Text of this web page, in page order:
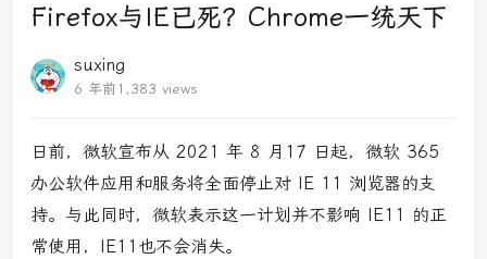
Firefox与IE已死？Chrome一统天下
suxing
6 年前 1,383 views
日前，微软宣布从 2021 年 8 月17 日起，微软 365
办公软件应用和服务将全面停止对 IE 11 浏览器的支
持。与此同时，微软表示这一计划并不影响 IE11 的正
常使用，IE11也不会消失。